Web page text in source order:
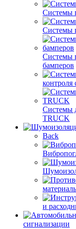
Системы
Системы
Системы
бамперов
контроля
Системы
TRUCK
Back
и
сигнализации